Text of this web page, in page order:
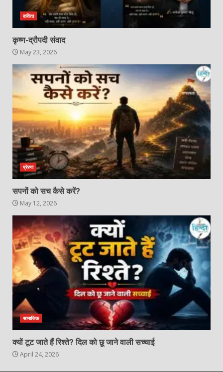
कविता
कृष्ण-द्रौपदी संवाद
May 23, 2026
प्रेरणा
सपनों को सच कैसे करें?
May 12, 2026
सामाजिक
क्यों टूट जाते हैं रिश्ते? दिल को छू जाने वाली सच्चाई
April 24, 2026